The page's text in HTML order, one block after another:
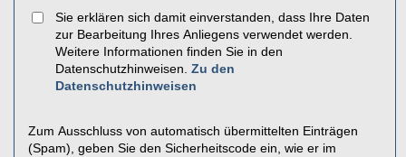
Sie erklären sich damit einverstanden, dass Ihre Daten
zur Bearbeitung Ihres Anliegens verwendet werden.
Weitere Informationen finden Sie in den
Datenschutzhinweisen. Zu den
Datenschutzhinweisen
Zum Ausschluss von automatisch übermittelten Einträgen
(Spam), geben Sie den Sicherheitscode ein, wie er im